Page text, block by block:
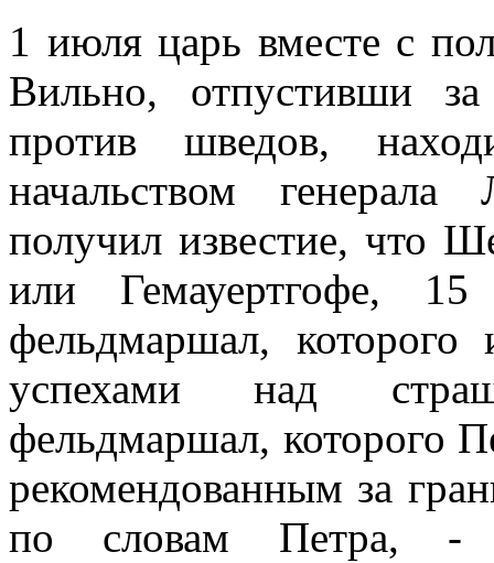
1 июля царь вместе с
Вильно, отпустивши
против шведов,
начальством
получил известие, что
или Гемауертгофе,
фельдмаршал,
успехами над
фельдмаршал, которого
рекомендованным за
по словам Петра, -